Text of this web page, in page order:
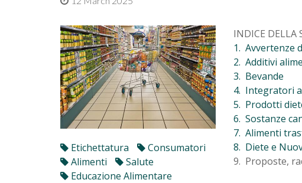
Etichettatura
Consumatori
Alimenti
Salute
Educazione Alimentare
INDICE DELLA
1. Avvertenze
2. Additivi
3. Bevande
4. Integratori
5. Prodotti
6. Sostanze
7. Alimenti
8. Diete e
9. Proposte,